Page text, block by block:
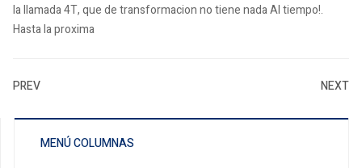
la llamada 4T, que de transformacion no tiene nada Al tiempo!.
Hasta la proxima
PREV NEXT
MENÚ COLUMNAS